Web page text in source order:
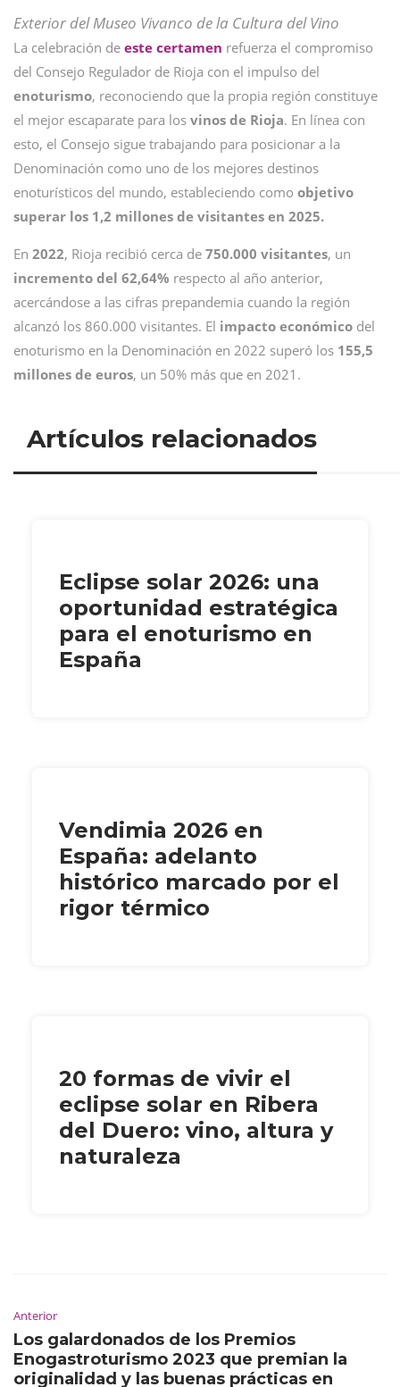
Exterior del Museo Vivanco de la Cultura del Vino
La celebración de este certamen refuerza el compromiso
del Consejo Regulador de Rioja con el impulso del
enoturismo, reconociendo que la propia región constituye
el mejor escaparate para los vinos de Rioja. En línea con
esto, el Consejo sigue trabajando para posicionar a la
Denominación como uno de los mejores destinos
enoturísticos del mundo, estableciendo como objetivo
superar los 1,2 millones de visitantes en 2025.
En 2022, Rioja recibió cerca de 750.000 visitantes, un
incremento del 62,64% respecto al año anterior,
acercándose a las cifras prepandemia cuando la región
alcanzó los 860.000 visitantes. El impacto económico del
enoturismo en la Denominación en 2022 superó los 155,5
millones de euros, un 50% más que en 2021.
Artículos relacionados
Eclipse solar 2026: una
oportunidad estratégica
para el enoturismo en
España
Vendimia 2026 en
España: adelanto
histórico marcado por el
rigor térmico
20 formas de vivir el
eclipse solar en Ribera
del Duero: vino, altura y
naturaleza
Anterior
Los galardonados de los Premios
Enogastroturismo 2023 que premian la
originalidad y las buenas prácticas en